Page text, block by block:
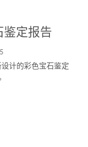
鉴定报告
计的彩色宝石鉴定